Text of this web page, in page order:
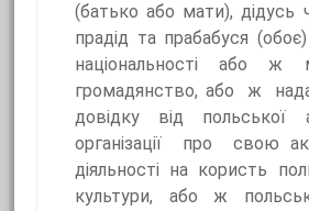
(батько або мати), дідусь
прадід та прабабуся
національності або ж
громадянство, або ж
довідку від польської
організації про свою
діяльності на користь
культури, або ж